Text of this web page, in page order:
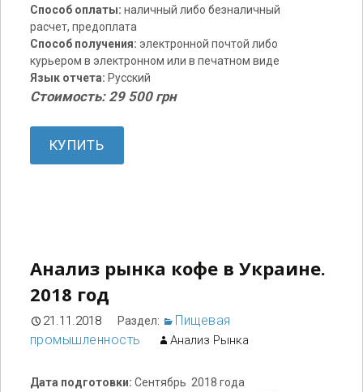
Способ оплаты: наличный либо безналичный
расчет, предоплата
Способ получения: электронной почтой либо
курьером в электронном или в печатном виде
Язык отчета: Русский
Стоимость: 29 500 грн
КУПИТЬ
Анализ рынка кофе в Украине.
2018 год
21.11.2018 Раздел:
Пищевая
промышленность
Анализ Рынка
Дата подготовки: Сентябрь 2018 года